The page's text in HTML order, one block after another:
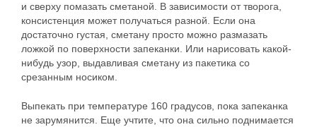
и сверху помазать сметаной. В зависимости от творога,
консистенция может получаться разной. Если она
достаточно густая, сметану просто можно размазать
ложкой по поверхности запеканки. Или нарисовать какой-
нибудь узор, выдавливая сметану из пакетика со
срезанным носиком.
Выпекать при температуре 160 градусов, пока запеканка
не зарумянится. Еще учтите, что она сильно поднимается